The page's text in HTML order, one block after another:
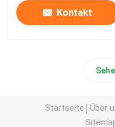
Kontakt
Startseite Über